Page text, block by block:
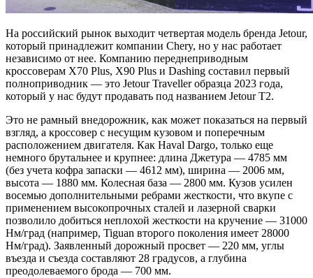
На российский рынок выходит четвертая модель бренда Jetour,
который принадлежит компании Chery, но у нас работает
независимо от нее. Компанию переднеприводным
кроссоверам X70 Plus, X90 Plus и Dashing составил первый
полноприводник — это Jetour Traveller образца 2023 года,
который у нас будут продавать под названием Jetour T2.
Это не рамный внедорожник, как может показаться на первый
взгляд, а кроссовер с несущим кузовом и поперечным
расположением двигателя. Как Haval Dargo, только еще
немного брутальнее и крупнее: длина Джетура — 4785 мм
(без учета кофра запаски — 4612 мм), ширина — 2006 мм,
высота — 1880 мм. Колесная база — 2800 мм. Кузов усилен
восемью дополнительными ребрами жесткости, что вкупе с
применением высокопрочных сталей и лазерной сварки
позволило добиться неплохой жесткости на кручение — 31000
Нм/град (например, Tiguan второго поколения имеет 28000
Нм/град). Заявленный дорожный просвет — 220 мм, углы
въезда и съезда составляют 28 градусов, а глубина
преодолеваемого брода — 700 мм.